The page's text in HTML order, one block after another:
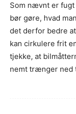
Som nævnt er fugt
bør gøre, hvad
det derfor bedre
kan cirkulere frit
tjekke, at
nemt trænger ned